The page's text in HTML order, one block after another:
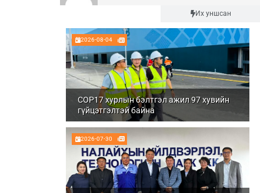
Их уншсан
2026-08-04
COP17 хурлын бэлтгэл ажил 97 хувийн
гүйцэтгэлтэй байна
2026-07-30